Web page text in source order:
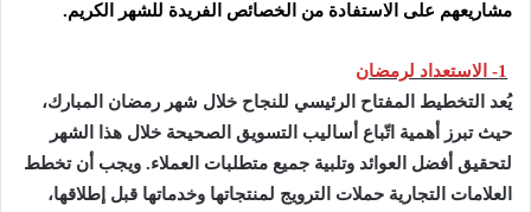
مشاريعهم على الاستفادة من الخصائص الفريدة للشهر الكريم.
1- الاستعداد لرمضان
يُعد التخطيط المفتاح الرئيسي للنجاح خلال شهر رمضان المبارك،
حيث تبرز أهمية اتّباع أساليب التسويق الصحيحة خلال هذا الشهر
لتحقيق أفضل العوائد وتلبية جميع متطلبات العملاء. ويجب أن تخطط
العلامات التجارية حملات الترويج لمنتجاتها وخدماتها قبل إطلاقها،